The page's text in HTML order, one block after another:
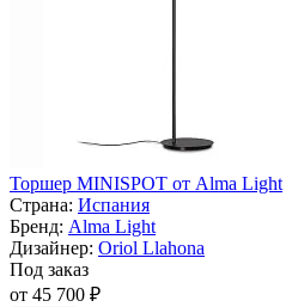
Торшер MINISPOT от Alma Light
Страна: Испания
Бренд: Alma Light
Дизайнер: Oriol Llahona
Под заказ
от 45 700 ₽